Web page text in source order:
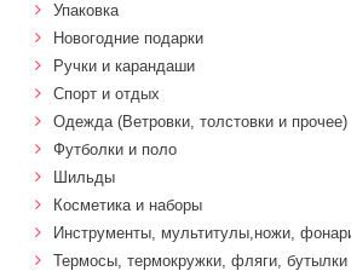
Упаковка
Новогодние подарки
Ручки и карандаши
Спорт и отдых
Одежда (Ветровки, толстовки и прочее)
Футболки и поло
Шильды
Косметика и наборы
Инструменты, мультитулы,ножи,
Термосы, термокружки, фляги, бутылки